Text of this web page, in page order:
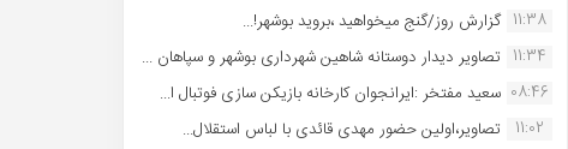
11:38 گزارش روز/گنج میخواهید ،بروید بوشهر!...
11:34 تصاویر دیدار دوستانه شاهین شهردارى بوشهر و سپاهان ...
08:46 سعید مفتخر :ایرانجوان کارخانه بازیکن سازی فوتبال ا...
11:02
تصاویر،اولین حضور مهدی قائدی با لباس استقلال...